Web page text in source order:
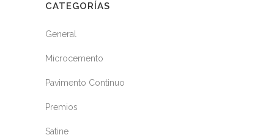
CATEGORÍAS
General
Microcemento
Pavimento Continuo
Premios
Satine